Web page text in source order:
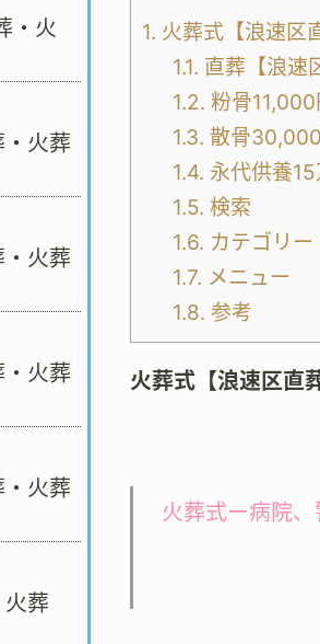
・火
・火葬
・火葬
・火葬
・火葬
火葬
1. 火葬式【浪速区
1.1. 直葬【浪速
1.2. 粉骨11,000
1.3. 散骨30,000
1.4. 永代供養
1.5. 検索
1.6. カテゴリー
1.7. メニュー
1.8. 参考
火葬式【浪速区直葬
火葬式ー病院